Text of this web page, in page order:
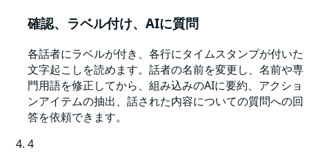
確認、ラベル付け、AIに質問
各話者にラベルが付き、各行にタイムスタンプが付いた
文字起こしを読めます。話者の名前を変更し、名前や専
門用語を修正してから、組み込みのAIに要約、アクショ
ンアイテムの抽出、話された内容についての質問への回
答を依頼できます。
4